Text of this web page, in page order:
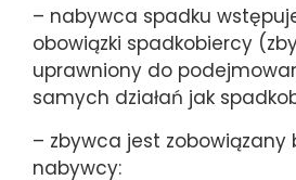
– nabywca spadku
obowiązki spadkobiercy
uprawniony do
samych działań jak
– zbywca jest zobowiązany
nabywcy: